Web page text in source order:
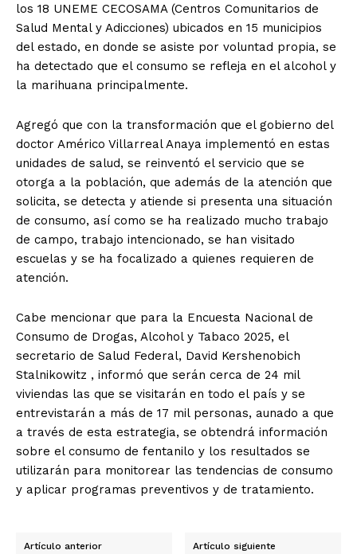
los 18 UNEME CECOSAMA (Centros Comunitarios de
Salud Mental y Adicciones) ubicados en 15 municipios
del estado, en donde se asiste por voluntad propia, se
ha detectado que el consumo se refleja en el alcohol y
la marihuana principalmente.
Agregó que con la transformación que el gobierno del
doctor Américo Villarreal Anaya implementó en estas
unidades de salud, se reinventó el servicio que se
otorga a la población, que además de la atención que
solicita, se detecta y atiende si presenta una situación
de consumo, así como se ha realizado mucho trabajo
de campo, trabajo intencionado, se han visitado
escuelas y se ha focalizado a quienes requieren de
atención.
Cabe mencionar que para la Encuesta Nacional de
Consumo de Drogas, Alcohol y Tabaco 2025, el
secretario de Salud Federal, David Kershenobich
Stalnikowitz , informó que serán cerca de 24 mil
viviendas las que se visitarán en todo el país y se
entrevistarán a más de 17 mil personas, aunado a que
a través de esta estrategia, se obtendrá información
sobre el consumo de fentanilo y los resultados se
utilizarán para monitorear las tendencias de consumo
y aplicar programas preventivos y de tratamiento.
Artículo anterior Artículo siguiente